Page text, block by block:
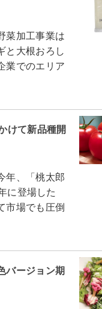
菜加工事業は
と大根おろし
業でのエリア
けて新品種開
年、「桃太郎
に登場した
市場でも圧倒
ージョン期